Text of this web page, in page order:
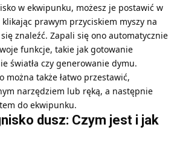
w ekwipunku, możesz je postawić w
prawym przyciskiem myszy na
znaleźć. Zapali się ono automatycznie
funkcje, takie jak gotowanie
światła czy generowanie dymu.
można także łatwo przestawić,
narzędziem lub ręką, a następnie
do ekwipunku.
dusz: Czym jest i jak